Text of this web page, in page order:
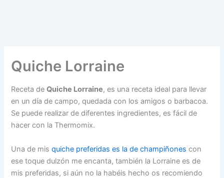
Quiche Lorraine
Receta deQuiche Lorraine, es una receta ideal para llevar
en un día de campo, quedada con los amigos o barbacoa.
Se puede realizar de diferentes ingredientes, es fácil de
hacer con la Thermomix.
Una de misquiche preferidas es la de champiñones con
ese toque dulzón me encanta, también la Lorraine es de
mis preferidas, si aún no la habéis hecho os recomiendo